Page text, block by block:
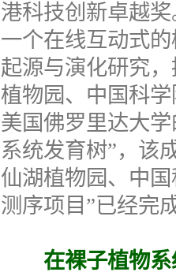
港科技创新卓越
一个在线互动式
起源与演化研究
植物园、中国科
美国佛罗里达大
系统发育树”，该
仙湖植物园、中
测序项目”已经完
在裸子植物